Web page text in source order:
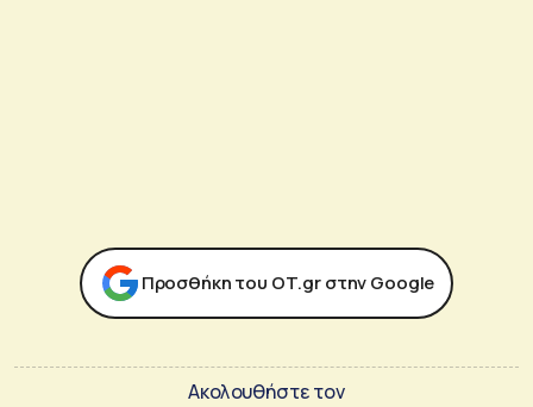
Προσθήκη του ΟΤ.gr στην Google
Ακολουθήστε τον